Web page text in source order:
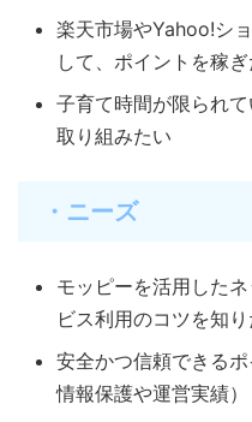
楽天市場やYahoo!シ
して、ポイントを稼
子育て時間が限られ
取り組みたい
・ニーズ
モッピーを活用した
ビス利用のコツを知
安全かつ信頼できる
情報保護や運営実績）